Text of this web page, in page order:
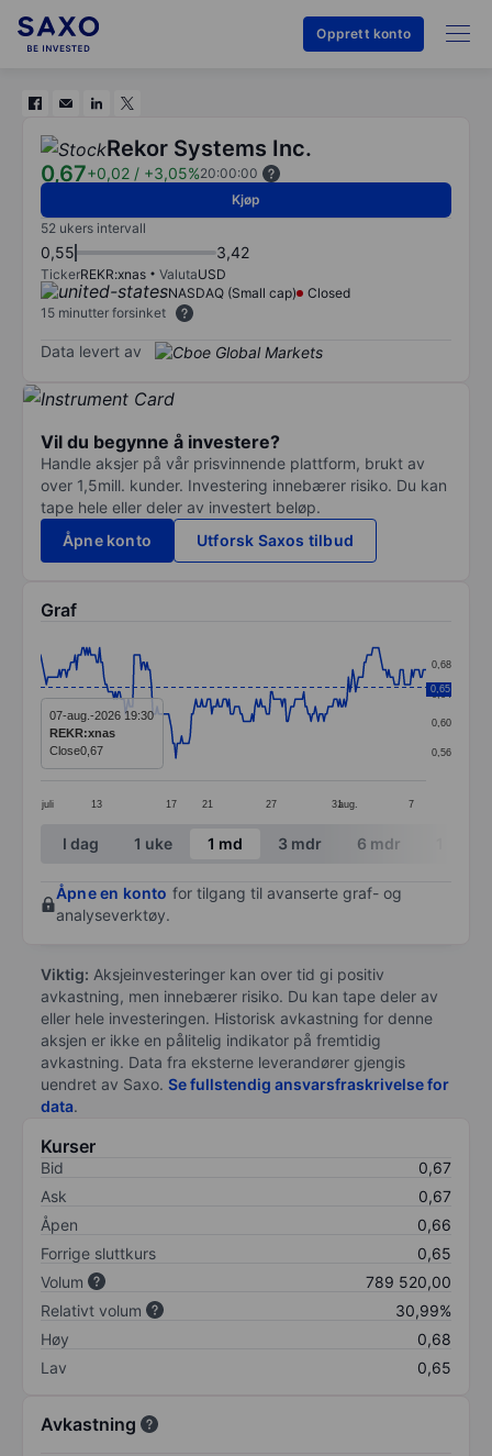
Opprett konto
Rekor Systems Inc.
0,67+0,02 / +3,05%20:00:00
Kjøp
52 ukers intervall
0,55 3,42
TickerREKR:xnas ValutaUSD
NASDAQ (Small cap)
Closed
15 minutter forsinket
Data levert av
Vil du begynne å investere?
Handle aksjer på vår prisvinnende plattform, brukt av
over 1,5mill. kunder. Investering innebærer risiko. Du kan
tape hele eller deler av investert beløp.
Åpne konto
Utforsk Saxos tilbud
Graf
Line chart with 269 data points.
The chart has 1 X axis displaying categories.
The chart has 1 Y axis displaying values. Data
juli 13 17 21 27 31aug. 7
0,56
0,60
0,64
0,68
0,65
07-aug.-2026 19:30
REKR:xnas
Close0,67
End of interactive chart.
I dag 1 uke 1 md 3 mdr 6 mdr
Åpne en konto for tilgang til avanserte graf- og
analyseverktøy.
Viktig: Aksjeinvesteringer kan over tid gi positiv
avkastning, men innebærer risiko. Du kan tape deler av
eller hele investeringen. Historisk avkastning for denne
aksjen er ikke en pålitelig indikator på fremtidig
avkastning. Data fra eksterne leverandører gjengis
uendret av Saxo. Se fullstendig ansvarsfraskrivelse for
data.
Kurser
Bid
0,67
Ask
0,67
Åpen
0,66
Forrige sluttkurs
0,65
Volum
789 520,00
Relativt volum
30,99%
Høy
0,68
Lav
0,65
Avkastning